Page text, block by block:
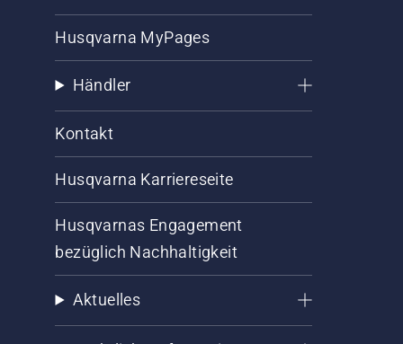
Husqvarna MyPages
Händler
Kontakt
Husqvarna Karriereseite
Husqvarnas Engagement
bezüglich Nachhaltigkeit
Aktuelles